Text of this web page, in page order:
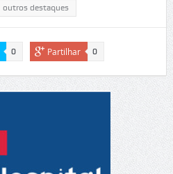
outros destaques
0 Partilhar 0